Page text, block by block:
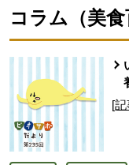
コラム（美
[